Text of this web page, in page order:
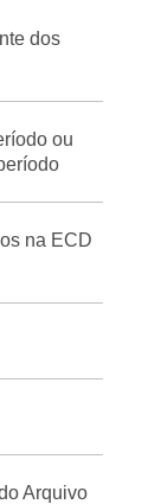
dos
ou
na ECD
Arquivo